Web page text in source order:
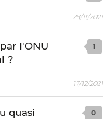
28/11/2021
l'ONU
?
1
17/12/2021
quasi
0